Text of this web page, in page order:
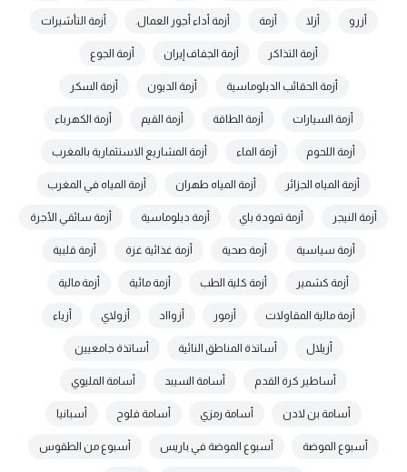
أزرو أزلا أزمة أزمة أداء أجور العمال. أزمة التأشيرات
أزمة التذاكر أزمة الجفاف إيران أزمة الجوع
أزمة الحقائب الدبلوماسية أزمة الديون أزمة السكر
أزمة السيارات أزمة الطاقة أزمة القيم أزمة الكهرباء
أزمة اللحوم أزمة الماء أزمة المشاريع الاستثمارية بالمغرب
أزمة المياه الجزائر أزمة المياه طهران أزمة المياه في المغرب
أزمة النيجر أزمة تمودة باي أزمة دبلوماسية أزمة سائقي الأجرة
أزمة سياسية أزمة صحية أزمة غذائية غزة أزمة قلبية
أزمة كشمير أزمة كلية الطب أزمة مائية أزمة مالية
أزمة مالية المقاولات أزمور أزوااد أزولاي أزياء
أزيلال أساتذة المناطق النائية أساتذة جامعيين
أساطير كرة القدم أسامة السيبد أسامة المليوي
أسامة بن لادن أسامة رمزي أسامة فلوح أسبانيا
أسبوع الموضة أسبوع الموضة في باريس أسبوع من الطقوس